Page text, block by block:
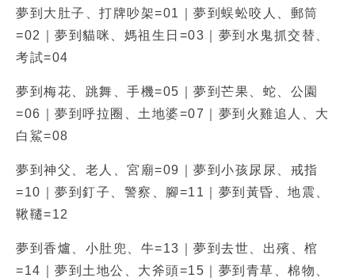
夢到大肚子
、打牌吵架=01｜夢到蜈蚣咬人、郵筒
=02｜夢到貓咪、媽祖生日=03｜夢到水鬼抓交替、
考試=04
夢到梅花、跳舞、手機=05｜夢到芒果、蛇、公園
=06｜夢到呼拉圈、土地婆=07｜夢到火雞追人、大
白鯊=08
夢到神父、老人、宮廟=09｜夢到小孩尿尿、戒指
=10｜夢到釘子、警察、腳=11｜夢到黃昏、地震、
鞦韆=12
夢到香爐、小肚兜、牛=13｜夢到去世、出殯、棺
=14｜夢到土地公、大斧頭=15｜夢到青草、棉物、